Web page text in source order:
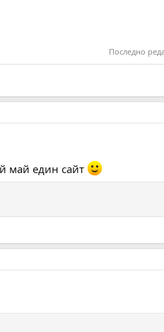
Последно
май един сайт